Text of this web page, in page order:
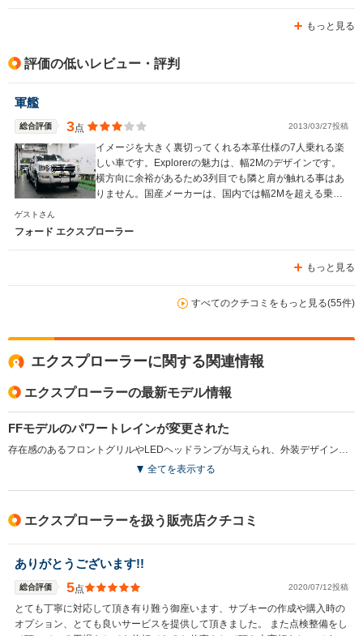
もっと見る
評価の低いレビュー・評判
軍艦
総合評価 3点 2013/03/27投稿
イメージを大きく裏切ってくれる本革仕様の7人乗れる楽
しい車です。Explorerの魅力は、幅2Mのデザインです。
横方向に余裕があるため3列目でも隣と肩が触れる事はあ
りません。国産メーカーは、国内では幅2Mを超える乗用
ゲストさん
フォード エクスプローラー
もっと見る
すべてのクチコミをもっと見る(55件)
エクスプローラーに関する関連情報
エクスプローラーの最新モデル情報
FFモデルのパワートレインが変更された
存在感のあるフロントグリルやLEDヘッドランプが与えられ、外装デザインが刷新されている。室内も静粛性が向上している。また、FFモデルのエンジンが従来の2Lから2.3Lへ変更され、出力とトルクが向上。燃費性能も約5％改善している。さらに6速ATもパドルスイッチ付に改められている（2015.10）
全てを表示する
エクスプローラーを扱う販売店クチコミ
ありがとうございます!!
総合評価 5点 2020/07/12投稿
とても丁寧に対応して頂き有り難う御座います、サブキーの作成や購入時の
オプション、とても良いサービスを提供して頂きました。 また点検整備をし